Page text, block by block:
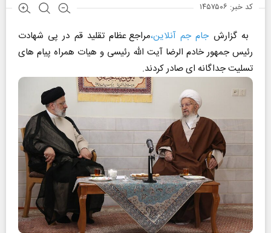
کد خبر: ۱۴۵۷۵۰۶
به گزارش جام جم آنلاین،مراجع عظام تقلید قم در پی شهادت
رئیس جمهور خادم الرضا آیت الله رئیسی و هیات همراه پیام های
تسلیت جداگانه ای صادر کردند.